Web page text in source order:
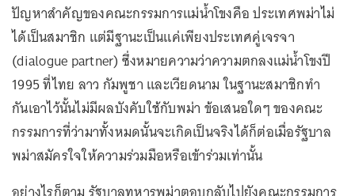
ปัญหาสำคัญของคณะกรรมการแม่น้ำโขงคือ ประเทศพม่าไม่
ได้เป็นสมาชิก แต่มีฐานะเป็นแค่เพียงประเทศคู่เจรจา
(dialogue partner) ซึ่งหมายความว่าความตกลงแม่น้ำโขงปี
1995 ที่ไทย ลาว กัมพูชา และเวียดนาม ในฐานะสมาชิกทำ
กันเอาไว้นั้นไม่มีผลบังคับใช้กับพม่า ข้อเสนอใดๆ ของคณะ
กรรมการที่ว่ามาทั้งหมดนั้นจะเกิดเป็นจริงได้ก็ต่อเมื่อรัฐบาล
พม่าสมัครใจให้ความร่วมมือหรือเข้าร่วมเท่านั้น